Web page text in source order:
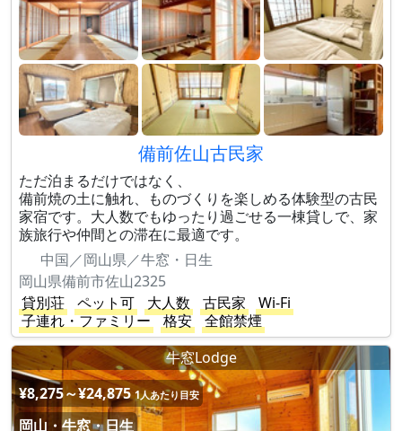
備前佐山古民家
ただ泊まるだけではなく、
備前焼の土に触れ、ものづくりを楽しめる体験型の古民
家宿です。大人数でもゆったり過ごせる一棟貸しで、家
族旅行や仲間との滞在に最適です。
中国／岡山県／牛窓・日生
岡山県備前市佐山2325
貸別荘
ペット可 大人数 古民家
Wi-Fi
子連れ・ファミリー
格安
全館禁煙
牛窓Lodge
¥8,275～¥24,875 1人あたり目安
岡山・牛窓・日生